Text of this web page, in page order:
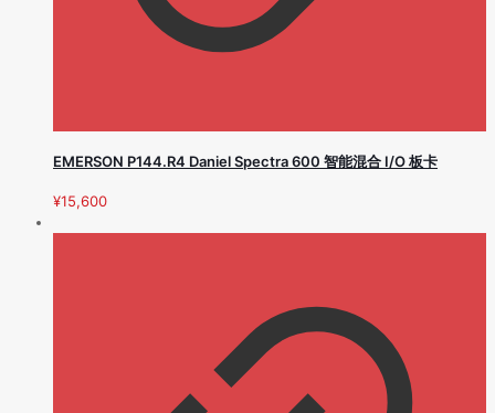
EMERSON P144.R4 Daniel Spectra 600 智能混合 I/O 板卡
¥15,600